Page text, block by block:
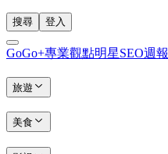
搜尋 登入
GoGo+專業觀點明星SEO週報
旅遊
美食